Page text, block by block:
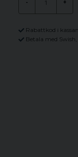
- +
Rabattkod i
Betala med